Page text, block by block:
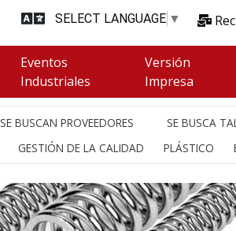
SELECT LANGUAGE ▼
Eventos
Industriales
Versión
Impresa
SE BUSCAN PROVEEDORES SE BUSCA
GESTIÓN DE LA CALIDAD PLÁSTICO